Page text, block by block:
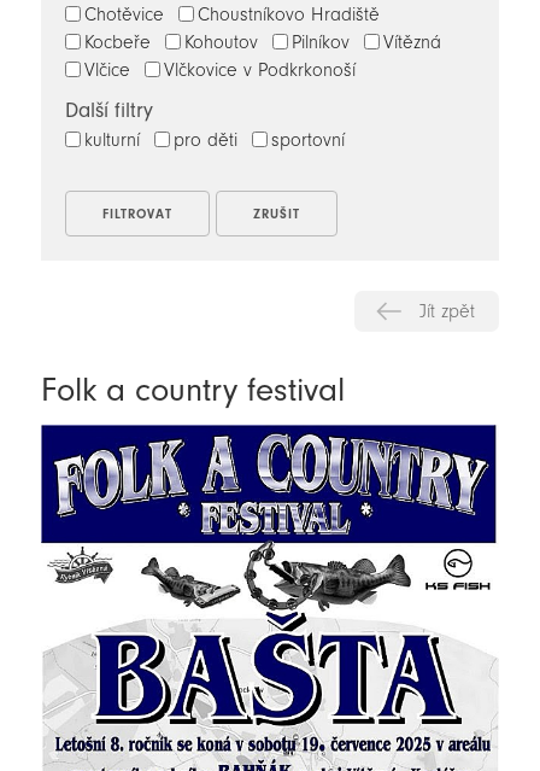
Chotěvice
Choustníkovo Hradiště
Kocbeře
Kohoutov Pilníkov
Vítězná
Vlčice
Vlčkovice v Podkrkonoší
Další filtry
kulturní pro děti sportovní
Jít zpět
Folk a country festival